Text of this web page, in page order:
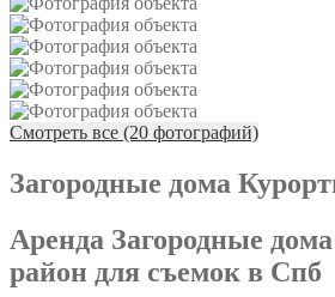
Смотреть все (20 фотографий)
Загородные дома
Аренда Загородные
район для съемок в Спб